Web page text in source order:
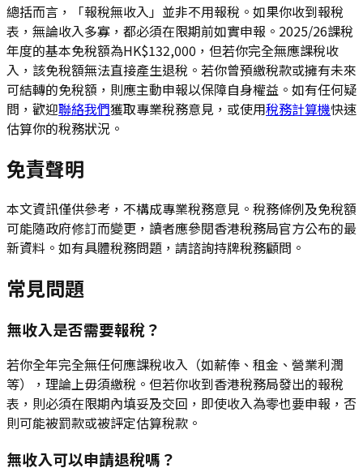
總括而言，「報稅無收入」並非不用報稅。如果你收到報稅
表，無論收入多寡，都必須在限期前如實申報。2025/26課稅
年度的基本免稅額為HK$132,000，但若你完全無應課稅收
入，該免稅額無法直接產生退稅。若你曾預繳稅款或擁有未來
可結轉的免稅額，則應主動申報以保障自身權益。如有任何疑
問，歡迎聯絡我們獲取專業稅務意見，或使用稅務計算機快速
估算你的稅務狀況。
免責聲明
本文資訊僅供參考，不構成專業稅務意見。稅務條例及免稅額
可能隨政府修訂而變更，讀者應參閱香港稅務局官方公布的最
新資料。如有具體稅務問題，請諮詢持牌稅務顧問。
常見問題
無收入是否需要報稅？
若你全年完全無任何應課稅收入（如薪俸、租金、營業利潤
等），理論上毋須繳稅。但若你收到香港稅務局發出的報稅
表，則必須在限期內填妥及交回，即使收入為零也要申報，否
則可能被罰款或被評定估算稅款。
無收入可以申請退稅嗎？